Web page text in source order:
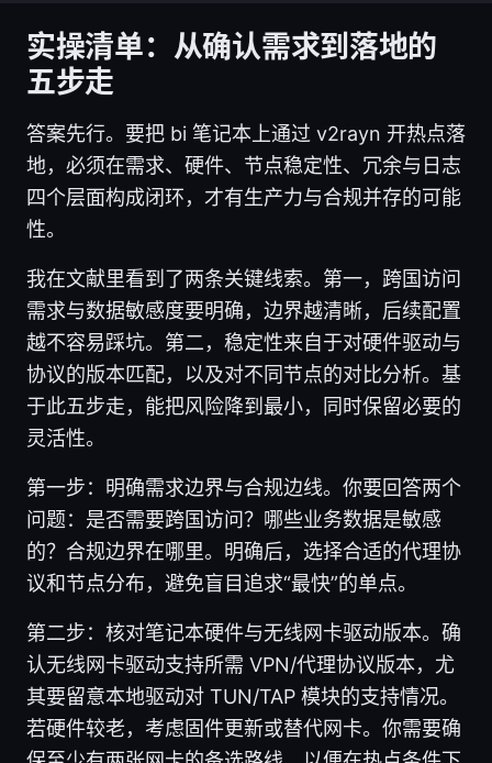
实操清单：从确认需求到落地的
五步走
答案先行。要把 bi 笔记本上通过 v2rayn 开热点落
地，必须在需求、硬件、节点稳定性、冗余与日志
四个层面构成闭环，才有生产力与合规并存的可能
性。
我在文献里看到了两条关键线索。第一，跨国访问
需求与数据敏感度要明确，边界越清晰，后续配置
越不容易踩坑。第二，稳定性来自于对硬件驱动与
协议的版本匹配，以及对不同节点的对比分析。基
于此五步走，能把风险降到最小，同时保留必要的
灵活性。
第一步：明确需求边界与合规边线。你要回答两个
问题：是否需要跨国访问？哪些业务数据是敏感
的？合规边界在哪里。明确后，选择合适的代理协
议和节点分布，避免盲目追求“最快”的单点。
第二步：核对笔记本硬件与无线网卡驱动版本。确
认无线网卡驱动支持所需 VPN/代理协议版本，尤
其要留意本地驱动对 TUN/TAP 模块的支持情况。
若硬件较老，考虑固件更新或替代网卡。你需要确